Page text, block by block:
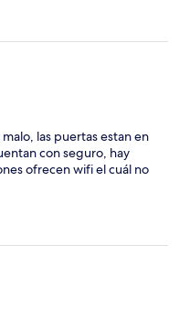
las puertas estan en
con seguro, hay
ofrecen wifi el cuál no